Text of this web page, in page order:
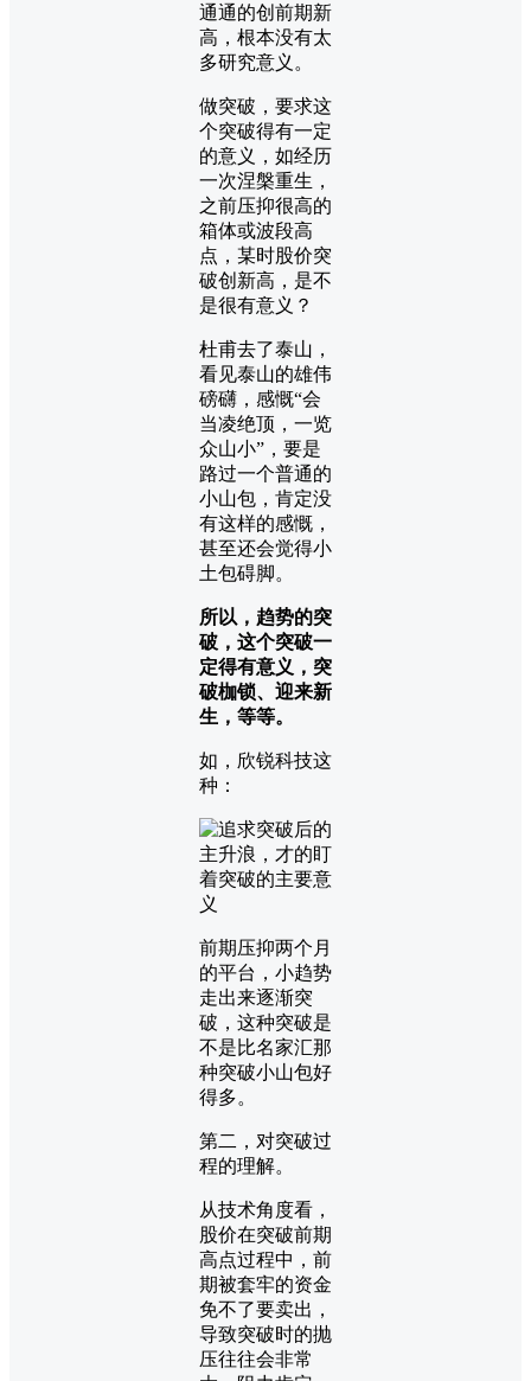
通通的创前期新
高，根本没有太
多研究意义。
做突破，要求这
个突破得有一定
的意义，如经历
一次涅槃重生，
之前压抑很高的
箱体或波段高
点，某时股价突
破创新高，是不
是很有意义？
杜甫去了泰山，
看见泰山的雄伟
磅礴，感慨“会
当凌绝顶，一览
众山小”，要是
路过一个普通的
小山包，肯定没
有这样的感慨，
甚至还会觉得小
土包碍脚。
所以，趋势的突
破，这个突破一
定得有意义，突
破枷锁、迎来新
生，等等。
如，欣锐科技这
种：
前期压抑两个月
的平台，小趋势
走出来逐渐突
破，这种突破是
不是比名家汇那
种突破小山包好
得多。
第二，对突破过
程的理解。
从技术角度看，
股价在突破前期
高点过程中，前
期被套牢的资金
免不了要卖出，
导致突破时的抛
压往往会非常